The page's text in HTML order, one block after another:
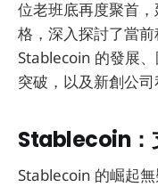
位老班底再度聚首
格，深入探討了當
Stablecoin 的發展
突破，以及新創公司
Stablecoin：
Stablecoin 的崛起